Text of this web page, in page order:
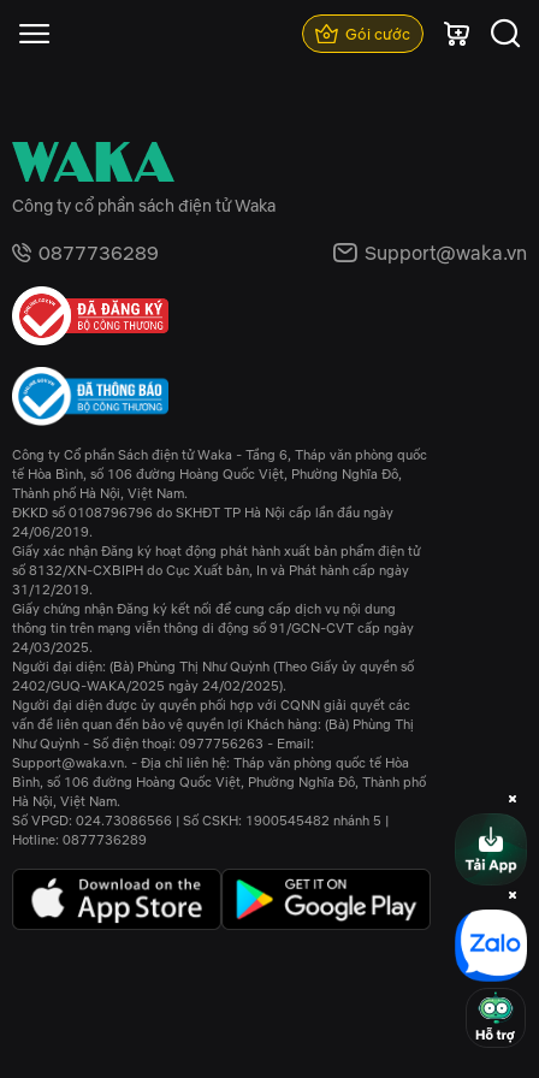
Gói cước
Công ty cổ phần sách điện tử Waka
0877736289 Support@waka.vn
Công ty Cổ phần Sách điện tử Waka - Tầng 6, Tháp văn phòng quốc
tế Hòa Bình, số 106 đường Hoàng Quốc Việt, Phường Nghĩa Đô,
Thành phố Hà Nội, Việt Nam.
ĐKKD số 0108796796 do SKHĐT TP Hà Nội cấp lần đầu ngày
24/06/2019.
Giấy xác nhận Đăng ký hoạt động phát hành xuất bản phẩm điện tử
số 8132/XN-CXBIPH do Cục Xuất bản, In và Phát hành cấp ngày
31/12/2019.
Giấy chứng nhận Đăng ký kết nối để cung cấp dịch vụ nội dung
thông tin trên mạng viễn thông di động số 91/GCN-CVT cấp ngày
24/03/2025.
Người đại diện: (Bà) Phùng Thị Như Quỳnh (Theo Giấy ủy quyền số
2402/GUQ-WAKA/2025 ngày 24/02/2025).
Người đại diện được ủy quyền phối hợp với CQNN giải quyết các
vấn đề liên quan đến bảo vệ quyền lợi Khách hàng: (Bà) Phùng Thị
Như Quỳnh - Số điện thoại: 0977756263 - Email:
Support@waka.vn. - Địa chỉ liên hệ: Tháp văn phòng quốc tế Hòa
Bình, số 106 đường Hoàng Quốc Việt, Phường Nghĩa Đô, Thành phố
Hà Nội, Việt Nam.
Số VPGD: 024.73086566 | Số CSKH: 1900545482 nhánh 5 |
Hotline: 0877736289